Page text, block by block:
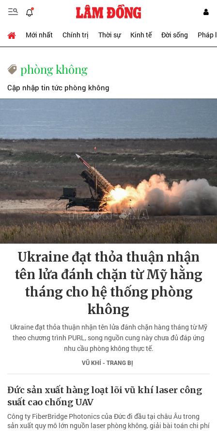
Mới nhất Chính trị Thời sự Kinh tế Đời sống Pháp
phòng không
Cập nhập tin tức phòng không
Ukraine đạt thỏa thuận nhận
tên lửa đánh chặn từ Mỹ hằng
tháng cho hệ thống phòng
không
Ukraine đạt thỏa thuận nhận tên lửa đánh chặn hàng tháng từ Mỹ
theo chương trình PURL, song nguồn cung này chưa đủ đáp ứng
nhu cầu phòng không thực tế.
VŨ KHÍ - TRANG BỊ
Đức sản xuất hàng loạt lõi vũ khí laser công
suất cao chống UAV
Công ty FiberBridge Photonics của Đức đi đầu tại châu Âu trong
sản xuất quy mô lớn nguồn laser phòng không, giải bài toán chi phí